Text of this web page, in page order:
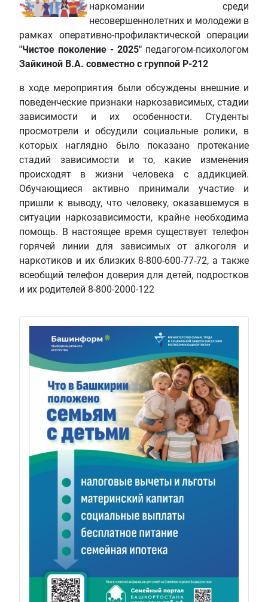
наркомании среди
несовершеннолетних и молодежи в
рамках оперативно-профилактической операции
"Чистое поколение - 2025" педагогом-психологом
Зайкиной В.А. совместно с группой Р-212
в ходе мероприятия были обсуждены внешние и
поведенческие признаки наркозависимых, стадии
зависимости и их особенности. Студенты
просмотрели и обсудили социальные ролики, в
которых наглядно было показано протекание
стадий зависимости и то, какие изменения
происходят в жизни человека с аддикцией.
Обучающиеся активно принимали участие и
пришли к выводу, что человеку, оказавшемуся в
ситуации наркозависимости, крайне необходима
помощь. В настоящее время существует телефон
горячей линии для зависимых от алкоголя и
наркотиков и их близких 8-800-600-77-72, а также
всеобщий телефон доверия для детей, подростков
и их родителей 8-800-2000-122